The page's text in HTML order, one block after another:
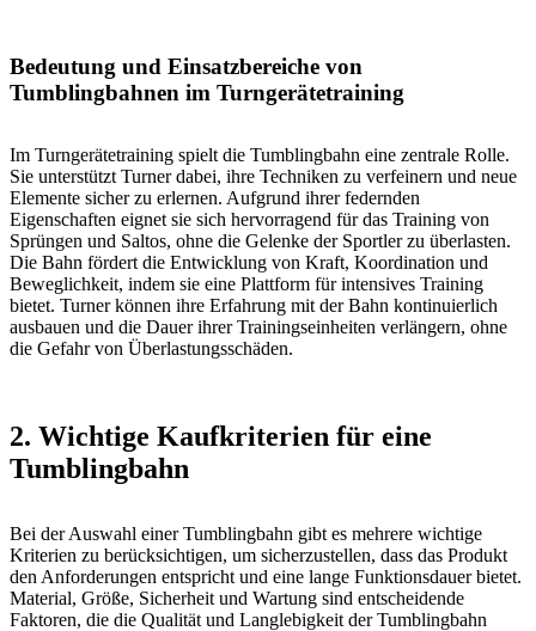
Bedeutung und Einsatzbereiche von
Tumblingbahnen im Turngerätetraining
Im Turngerätetraining spielt die Tumblingbahn eine zentrale Rolle.
Sie unterstützt Turner dabei, ihre Techniken zu verfeinern und neue
Elemente sicher zu erlernen. Aufgrund ihrer federnden
Eigenschaften eignet sie sich hervorragend für das Training von
Sprüngen und Saltos, ohne die Gelenke der Sportler zu überlasten.
Die Bahn fördert die Entwicklung von Kraft, Koordination und
Beweglichkeit, indem sie eine Plattform für intensives Training
bietet. Turner können ihre Erfahrung mit der Bahn kontinuierlich
ausbauen und die Dauer ihrer Trainingseinheiten verlängern, ohne
die Gefahr von Überlastungsschäden.
2. Wichtige Kaufkriterien für eine
Tumblingbahn
Bei der Auswahl einer Tumblingbahn gibt es mehrere wichtige
Kriterien zu berücksichtigen, um sicherzustellen, dass das Produkt
den Anforderungen entspricht und eine lange Funktionsdauer bietet.
Material, Größe, Sicherheit und Wartung sind entscheidende
Faktoren, die die Qualität und Langlebigkeit der Tumblingbahn